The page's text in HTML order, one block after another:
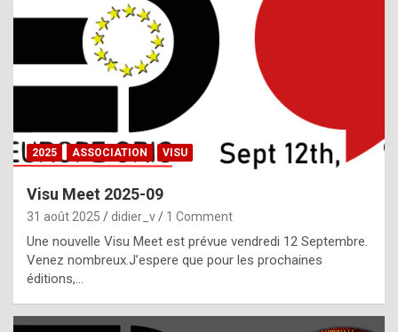
,
g
h
t
f
2025 ASSOCIATION VISU
Visu Meet 2025-09
31 août 2025 didier_v 1 Comment
Une nouvelle Visu Meet est prévue vendredi 12 Septembre.
Venez nombreux.J’espere que pour les prochaines
éditions,…